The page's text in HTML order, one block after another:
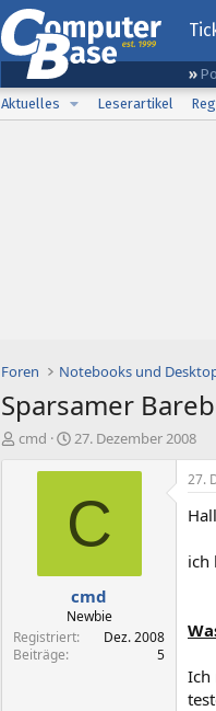
Aktuelles
Leserartikel
Foren Notebooks und
Sparsamer
E
cmd
E
s
e
l
t
a
m
27. Dezember 2008
C
cmd
Newbie
Registriert
Dez. 2008
Beiträge
5
27.
ich
Ich